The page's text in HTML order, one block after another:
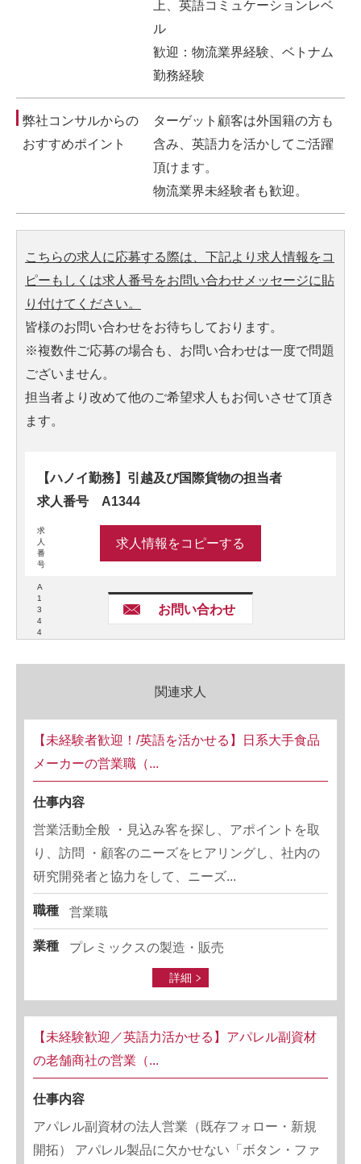
上、英語コミュケーションレベ
ル
歓迎：物流業界経験、ベトナム
勤務経験
弊社コンサルからの
おすすめポイント
ターゲット顧客は外国籍の方も
含み、英語力を活かしてご活躍
頂けます。
物流業界未経験者も歓迎。
こちらの求人に応募する際は、下記より求人情報をコ
ピーもしくは求人番号をお問い合わせメッセージに貼
り付けてください。
皆様のお問い合わせをお待ちしております。
※複数件ご応募の場合も、お問い合わせは一度で問題
ございません。
担当者より改めて他のご希望求人もお伺いさせて頂き
ます。
求
人
番
号
A
1
3
4
4
【ハノイ勤務】引越及び国際貨物の担当者
求人番号 A1344
求人情報をコピーする
お問い合わせ
関連求人
【未経験者歓迎！/英語を活かせる】日系大手食品
メーカーの営業職（...
仕事内容
営業活動全般 ・見込み客を探し、アポイントを取
り、訪問 ・顧客のニーズをヒアリングし、社内の
研究開発者と協力をして、ニーズ...
職種 営業職
業種 プレミックスの製造・販売
詳細
【未経験歓迎／英語力活かせる】アパレル副資材
の老舗商社の営業（...
仕事内容
アパレル副資材の法人営業（既存フォロー・新規
開拓） アパレル製品に欠かせない「ボタン・ファ